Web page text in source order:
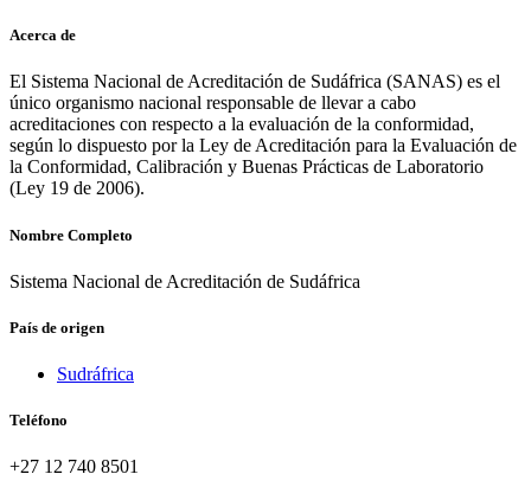
Acerca de
El Sistema Nacional de Acreditación de Sudáfrica (SANAS) es el
único organismo nacional responsable de llevar a cabo
acreditaciones con respecto a la evaluación de la conformidad,
según lo dispuesto por la Ley de Acreditación para la Evaluación de
la Conformidad, Calibración y Buenas Prácticas de Laboratorio
(Ley 19 de 2006).
Nombre Completo
Sistema Nacional de Acreditación de Sudáfrica
País de origen
Sudráfrica
Teléfono
+27 12 740 8501